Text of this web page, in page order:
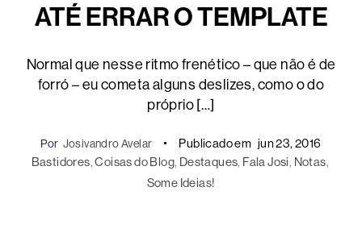
ATÉ ERRAR O TEMPLATE
Normal que nesse ritmo frenético – que não é de
forró – eu cometa alguns deslizes, como o do
próprio […]
Por Josivandro Avelar Publicado em jun 23, 2016
Bastidores, Coisas do Blog, Destaques, Fala Josi, Notas
Some Ideias!